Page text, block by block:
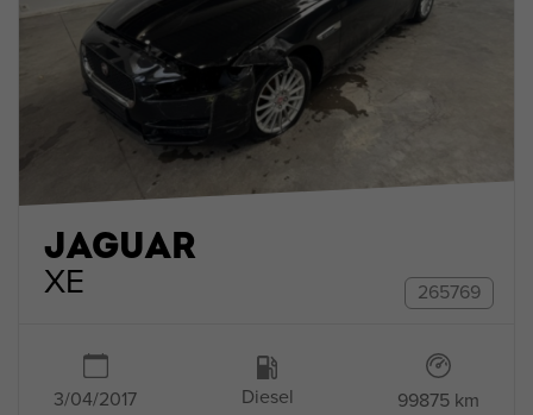
JAGUAR
XE 265769
3/04/2017 Diesel 99875 km